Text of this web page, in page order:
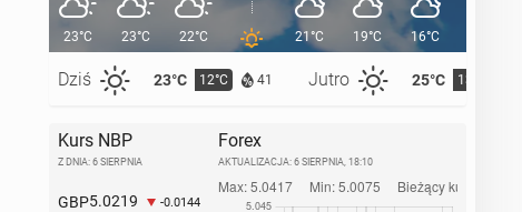
23°C
Dziś 23°C 12°C 41 Jutro 25°C 13°C
23°C 22°C 21°C 19°C 16°C
Kurs NBP
Z DNIA: 6 SIERPNIA
GBP5.0219 -0.0144
Forex
AKTUALIZACJA: 6 SIERPNIA, 18:10